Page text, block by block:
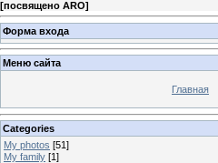
[посвящено ARO]
Форма входа
Меню сайта
Главная
Categories
My photos [51]
My family [1]